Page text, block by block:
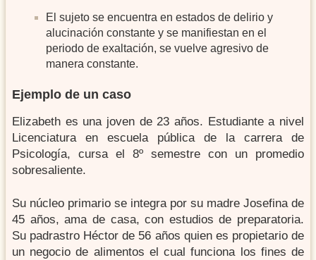
El sujeto se encuentra en estados de delirio y
alucinación constante y se manifiestan en el
periodo de exaltación, se vuelve agresivo de
manera constante.
Ejemplo de un caso
Elizabeth es una joven de 23 años. Estudiante a nivel
Licenciatura en escuela pública de la carrera de
Psicología, cursa el 8º semestre con un promedio
sobresaliente.
Su núcleo primario se integra por su madre Josefina de
45 años, ama de casa, con estudios de preparatoria.
Su padrastro Héctor de 56 años quien es propietario de
un negocio de alimentos el cual funciona los fines de